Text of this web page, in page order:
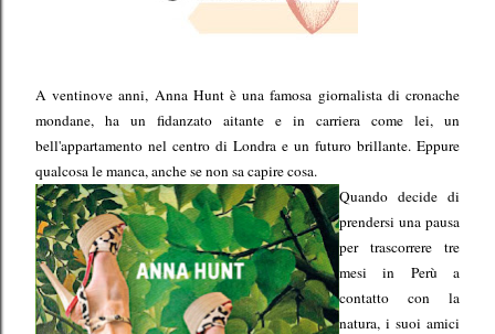
A ventinove anni, Anna Hunt è una famosa giornalista di cronache
mondane, ha un fidanzato aitante e in carriera come lei, un
bell'appartamento nel centro di Londra e un futuro brillante. Eppure
qualcosa le manca, anche se non sa capire cosa.
Quando decide di
prendersi una pausa
per trascorrere tre
mesi in Perù a
contatto con la
natura, i suoi amici